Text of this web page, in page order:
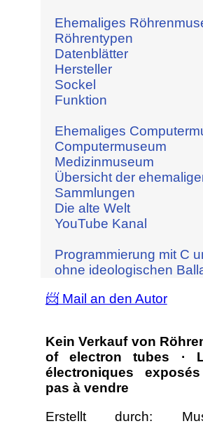
Ehemaliges
Röhrentypen
Datenblätter
Hersteller
Sockel
Funktion
Ehemaliges
Computermuseum
Medizinmuseum
Übersicht der
Sammlungen
Die alte Welt
YouTube Kanal
Programmierung mit C
ohne ideologischen
📨 Mail an den Autor
Kein Verkauf von
of electron tubes ·
électroniques
pas à vendre
Erstellt durch: